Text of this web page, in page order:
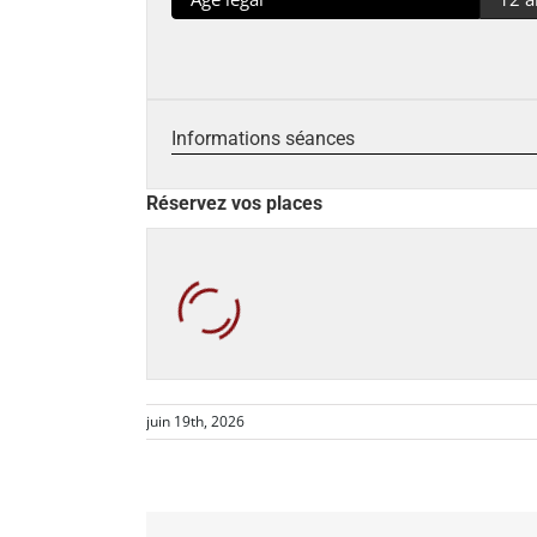
Informations séances
Réservez vos places
juin 19th, 2026